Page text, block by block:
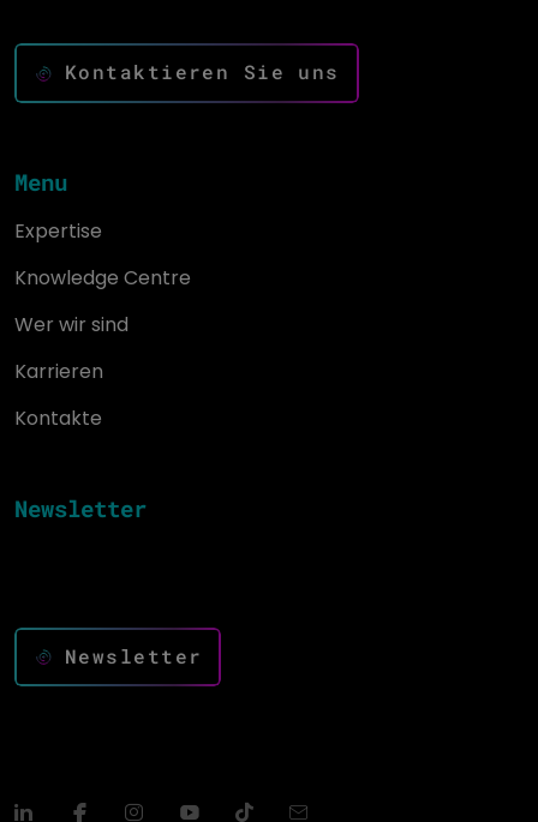
Kontaktieren Sie uns
Menu
Expertise
Knowledge Centre
Wer wir sind
Karrieren
Kontakte
Newsletter
Newsletter